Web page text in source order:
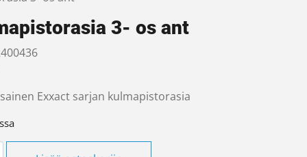
3- os ant
Exxact sarjan kulmapistorasia